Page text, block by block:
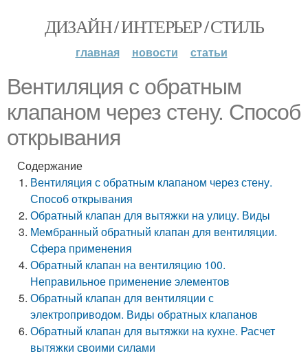
ДИЗАЙН / ИНТЕРЬЕР / СТИЛЬ
главная новости статьи
Вентиляция с обратным
клапаном через стену. Способ
открывания
Содержание
Вентиляция с обратным клапаном через стену.
Способ открывания
Обратный клапан для вытяжки на улицу. Виды
Мембранный обратный клапан для вентиляции.
Сфера применения
Обратный клапан на вентиляцию 100.
Неправильное применение элементов
Обратный клапан для вентиляции с
электроприводом. Виды обратных клапанов
Обратный клапан для вытяжки на кухне. Расчет
вытяжки своими силами